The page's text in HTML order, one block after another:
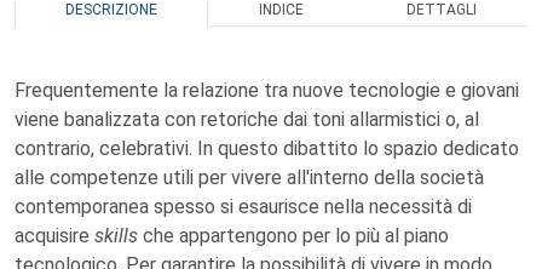
DESCRIZIONE INDICE DETTAGLI
Frequentemente la relazione tra nuove tecnologie e giovani
viene banalizzata con retoriche dai toni allarmistici o, al
contrario, celebrativi. In questo dibattito lo spazio dedicato
alle competenze utili per vivere all'interno della società
contemporanea spesso si esaurisce nella necessità di
acquisire skills che appartengono per lo più al piano